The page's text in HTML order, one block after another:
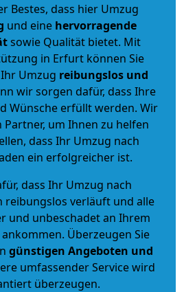
Bestes, dass hier Umzug
und eine hervorragende
sowie Qualität bietet. Mit
in Erfurt können Sie
Umzug reibungslos und
wir sorgen dafür, dass Ihre
Wünsche erfüllt werden. Wir
Partner, um Ihnen zu helfen
dass Ihr Umzug nach
ein erfolgreicher ist.
dass Ihr Umzug nach
reibungslos verläuft und alle
und unbeschadet an Ihrem
Überzeugen Sie
günstigen Angeboten und
umfassender Service wird
überzeugen.